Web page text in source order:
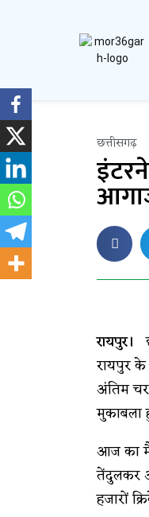
छत्तीसगढ़
रायपुर।
रायपुर के
अंतिम
आज का
तेंदुलकर
हजारों